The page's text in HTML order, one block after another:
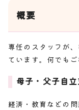
概要
専任のスタッフが
ています。何でもご
母子・父子自
経済・教育などの